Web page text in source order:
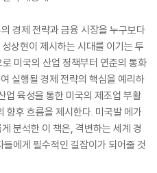
의 경제 전략과 금융 시장을 누구보다
상현이 제시하는 시대를 이기는 투
미국의 산업 정책부터 연준의 통화
실행될 경제 전략의 핵심을 예리하
업 육성을 통한 미국의 제조업 부활
향후 흐름을 제시한다. 미국발 메가
분석한 이 책은, 격변하는 세계 경
에게 필수적인 길잡이가 되어줄 것